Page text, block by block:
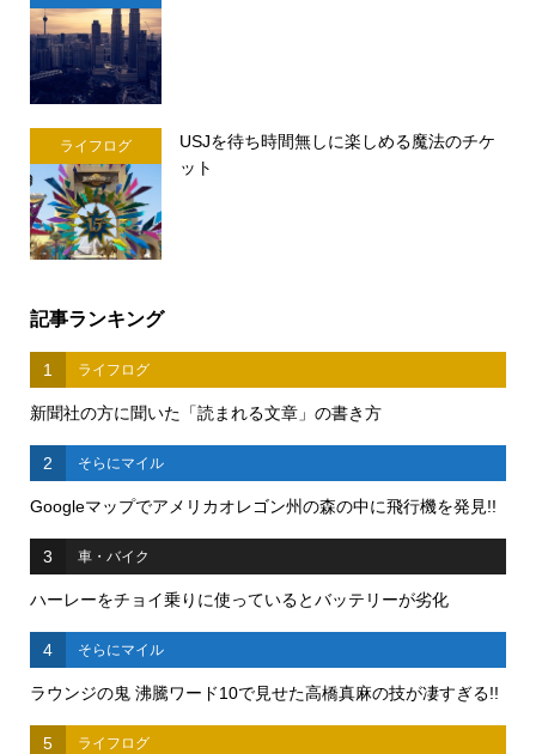
ライフログ
USJを待ち時間無しに楽しめる魔法のチケ
ット
記事ランキング
1 ライフログ
新聞社の方に聞いた「読まれる文章」の書き方
2 そらにマイル
Googleマップでアメリカオレゴン州の森の中に飛行機を発見!!
3 車・バイク
ハーレーをチョイ乗りに使っているとバッテリーが劣化
4 そらにマイル
ラウンジの鬼 沸騰ワード10で見せた高橋真麻の技が凄すぎる!!
5 ライフログ